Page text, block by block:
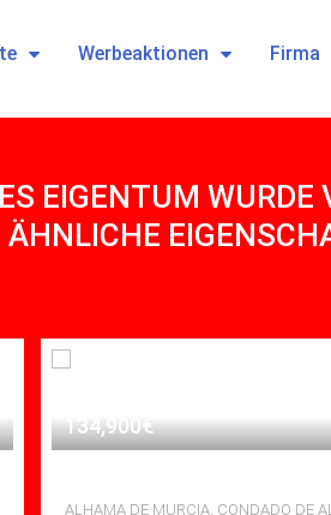
Werbeaktionen Firma
EIGENTUM
ÄHNLICHE
134,900€
ALHAMA DE MURCIA, CONDADO DE